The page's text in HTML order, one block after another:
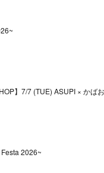
】7/7 (TUE) ASUPI × かばお
2026~